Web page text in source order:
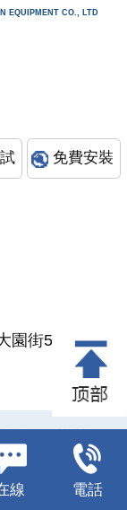
EQUIPMENT CO., LTD
免費安裝
園街5號
司 版權所有
線 電話